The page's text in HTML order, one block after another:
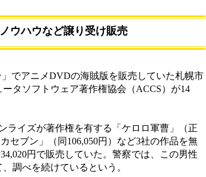
ウハウなど譲り受け販売
でアニメDVDの海賊版を販売していた札幌市
タソフトウェア著作権協会（ACCS）が14
ライズが著作権を有する「ケロロ軍曹」（正
セブン」（同106,050円）など3社の作品を無
円で販売していた。警察では、この男性
調べを続けているという。